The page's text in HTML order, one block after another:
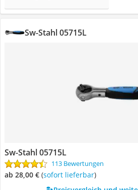
Sw-Stahl 05715L
Sw-Stahl 05715L
113 Bewertungen
ab 28,00 € ( Sofort lieferbar)